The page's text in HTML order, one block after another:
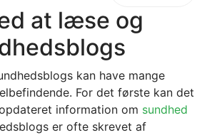
at læse og
kan have mange
For det første kan det
information om sundhed
er ofte skrevet af